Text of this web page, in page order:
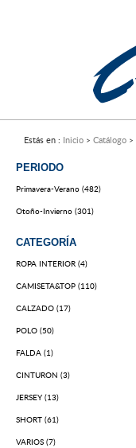
Estás en : Inicio Catálogo
PERIODO
Primavera-Verano (482)
Otoño-Invierno (301)
CATEGORÍA
ROPA INTERIOR (4)
CAMISETA&TOP (110)
CALZADO (17)
POLO (50)
FALDA (1)
CINTURON (3)
JERSEY (13)
SHORT (61)
VARIOS (7)